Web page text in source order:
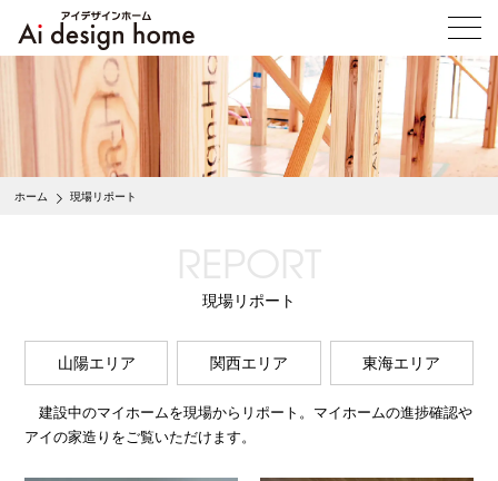
メ
ニ
ュ
ー
を
く
ホーム 現場リポート
REPORT
現場リポート
山陽エリア 関西エリア 東海エリア
建設中のマイホームを現場からリポート。マイホームの進捗確認や
アイの家造りをご覧いただけます。